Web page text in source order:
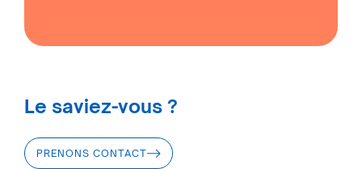
Le saviez-vous ?
PRENONS CONTACT